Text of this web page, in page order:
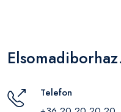
Telefon